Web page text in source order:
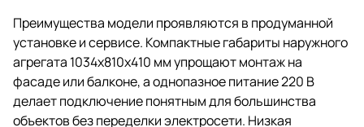
Преимущества модели проявляются в продуманной
установке и сервисе. Компактные габариты наружного
агрегата 1034x810x410 мм упрощают монтаж на
фасаде или балконе, а однопазное питание 220 В
делает подключение понятным для большинства
объектов без переделки электросети. Низкая